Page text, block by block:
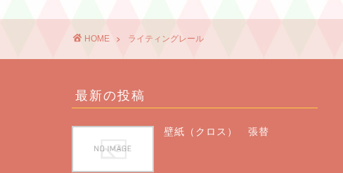
HOME ライティングレール
最新の投稿
壁紙（クロス） 張替